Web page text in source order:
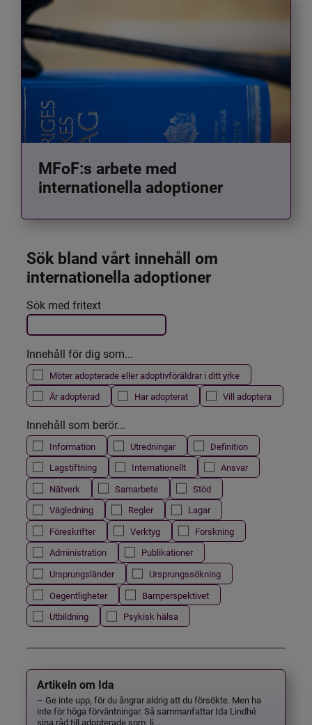
MFoF:s arbete med
internationella adoptioner
Sök bland vårt innehåll om
internationella adoptioner
Filtrera resultatet
Det här formuläret postas automatiskt
Sök med fritext
Innehåll för dig som...
Möter adopterade eller adoptivföräldrar i ditt yrke
Är adopterad
Har adopterat Vill adoptera
Innehåll som berör...
Information Utredningar
Definition
Lagstiftning
Internationellt
Ansvar
Nätverk
Samarbete
Stöd
Vägledning
Regler
Lagar
Föreskrifter
Verktyg
Forskning
Administration
Publikationer
Ursprungsländer
Ursprungssökning
Oegentligheter
Barnperspektivet
Utbildning
Psykisk hälsa
Artikeln om Ida
– Ge inte upp, för du ångrar aldrig att du försökte. Men ha
inte för höga förväntningar. Så sammanfattar Ida Lindhé
sina råd till adopterade som, li...